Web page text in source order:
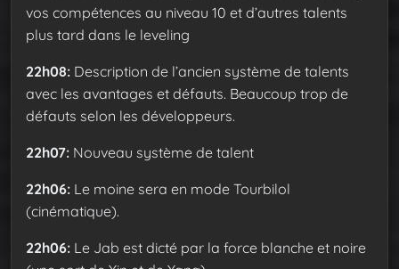
vos compétences au niveau 10 et d’autres talents
plus tard dans le leveling
22h08: Description de l’ancien système de talents
avec les avantages et défauts. Beaucoup trop de
défauts selon les développeurs.
22h07: Nouveau système de talent
22h06: Le moine sera en mode Tourbilol
(cinématique).
22h06: Le Jab est dicté par la force blanche et noire